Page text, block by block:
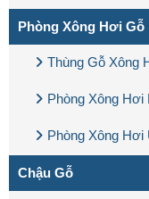
Phòng Xông Hơi Gỗ
Thùng Gỗ Xông
Phòng Xông Hơi
Phòng Xông
Chậu Gỗ